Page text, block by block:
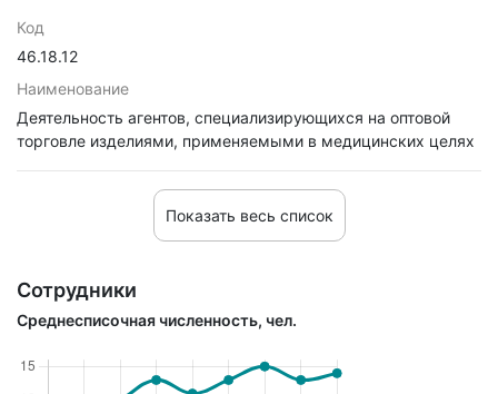
Код
46.18.12
Наименование
Деятельность агентов, специализирующихся на оптовой
торговле изделиями, применяемыми в медицинских целях
Показать весь список
Сотрудники
Среднесписочная численность, чел.